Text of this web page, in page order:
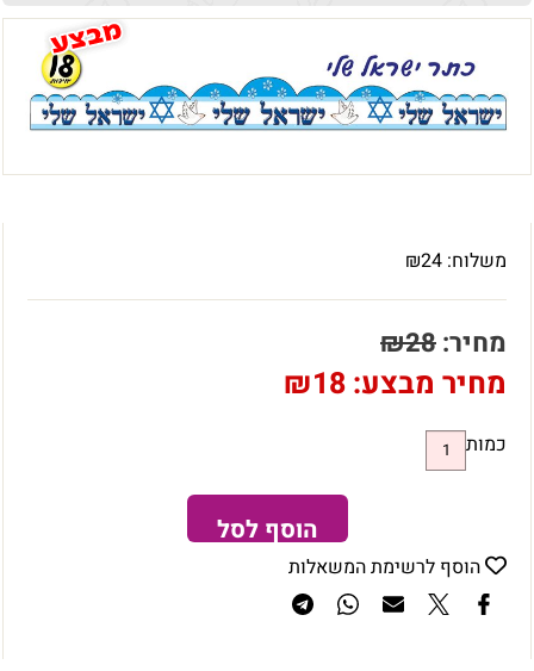
משלוח: ₪24
מחיר: ₪28
מחיר מבצע: ₪18
כמות
הוסף לסל
הוסף לרשימת המשאלות